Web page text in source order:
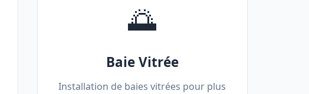
🌅
Baie Vitrée
Installation de baies vitrées pour plus